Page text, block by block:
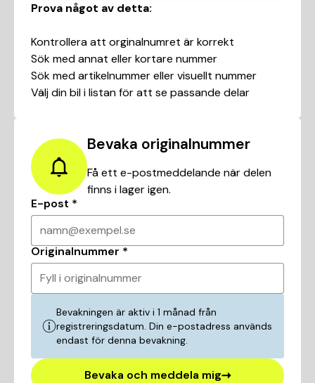
Prova något av detta:
Kontrollera att orginalnumret är korrekt
Sök med annat eller kortare nummer
Sök med artikelnummer eller visuellt nummer
Välj din bil i listan för att se passande delar
Bevaka originalnummer
Få ett e-postmeddelande när delen
finns i lager igen.
E-post *
namn@exempel.se
Originalnummer *
Fyll i originalnummer
Bevakningen är aktiv i 1 månad från
registreringsdatum. Din e-postadress används
endast för denna bevakning.
Bevaka och meddela mig